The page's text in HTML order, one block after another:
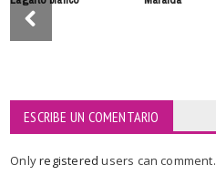
ESCRIBE UN COMENTARIO
Onlyregisteredusers can comment.